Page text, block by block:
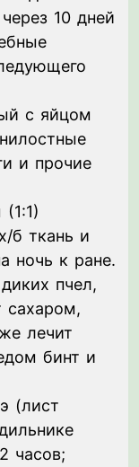
10 дней
с яйцом
и прочие
б ткань и
ночь к ране.
пчел,
сахаром,
лечит
бинт и
(лист
часов;